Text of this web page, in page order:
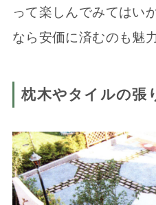
って楽しんでみてはい
なら安価に済むのも魅
枕木やタイルの張